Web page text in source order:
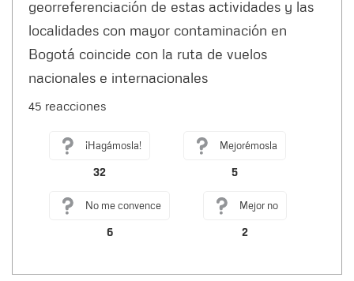
georreferenciación de estas actividades y las
localidades con mayor contaminación en
Bogotá coincide con la ruta de vuelos
nacionales e internacionales
45 reacciones
¡Hagámosla!
32
Mejorémosla
5
No me convence
6
Mejor no
2